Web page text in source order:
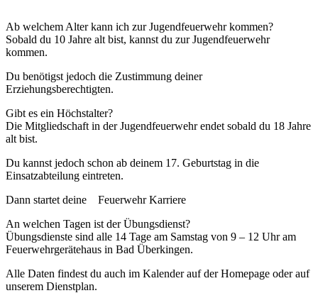
Ab welchem Alter kann ich zur Jugendfeuerwehr kommen?
Sobald du 10 Jahre alt bist, kannst du zur Jugendfeuerwehr
kommen.
Du benötigst jedoch die Zustimmung deiner
Erziehungsberechtigten.
Gibt es ein Höchstalter?
Die Mitgliedschaft in der Jugendfeuerwehr endet sobald du 18 Jahre
alt bist.
Du kannst jedoch schon ab deinem 17. Geburtstag in die
Einsatzabteilung eintreten.
Dann startet deine Feuerwehr Karriere
An welchen Tagen ist der Übungsdienst?
Übungsdienste sind alle 14 Tage am Samstag von 9 – 12 Uhr am
Feuerwehrgerätehaus in Bad Überkingen.
Alle Daten findest du auch im Kalender auf der Homepage oder auf
unserem Dienstplan.